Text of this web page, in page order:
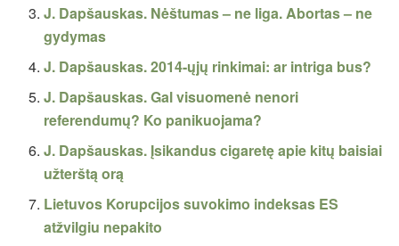
J. Dapšauskas. Nėštumas – ne liga. Abortas – ne
gydymas
J. Dapšauskas. 2014-ųjų rinkimai: ar intriga bus?
J. Dapšauskas. Gal visuomenė nenori
referendumų? Ko panikuojama?
J. Dapšauskas. Įsikandus cigaretę apie kitų baisiai
užterštą orą
Lietuvos Korupcijos suvokimo indeksas ES
atžvilgiu nepakito